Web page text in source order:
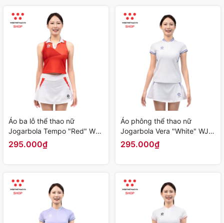
Áo ba lỗ thể thao nữ
Jogarbola Tempo "Red" WJ-
AJ378-01 - Hàng Chính
295.000₫
Áo phông thể thao nữ
Jogarbola Vera "White" WJ-
AJ698-03 - Hàng Chính
295.000₫